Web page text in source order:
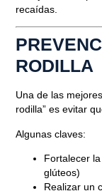
recaídas.
RODILLA
Una de las
rodilla” es evitar
Algunas claves:
Fortalecer
glúteos)
Realizar un